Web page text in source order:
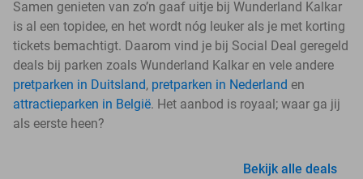
Samen genieten van zo’n gaaf uitje bij Wunderland Kalkar
is al een topidee, en het wordt nóg leuker als je met korting
tickets bemachtigt. Daarom vind je bij Social Deal geregeld
deals bij parken zoals Wunderland Kalkar en vele andere
pretparken in Duitsland, pretparken in Nederland en
attractieparken in België. Het aanbod is royaal; waar ga jij
als eerste heen?
Bekijk alle deals